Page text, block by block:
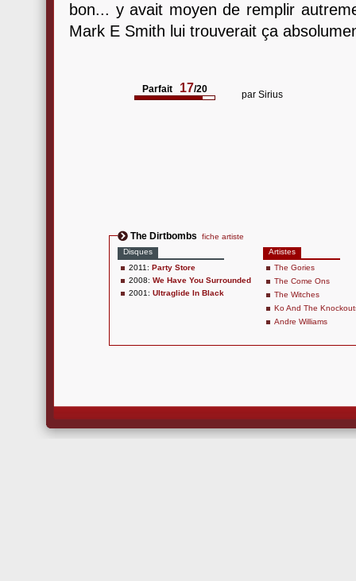
bon... y avait moyen de remplir
Mark E Smith lui trouverait ça
Parfait 17/20 par Sirius
The Dirtbombs
fiche artiste
Disques
2011: Party Store
2008: We Have You Surrounded
2001: Ultraglide In Black
Artistes
The Gories
The Come Ons
The Witches
Ko And The
Andre Williams